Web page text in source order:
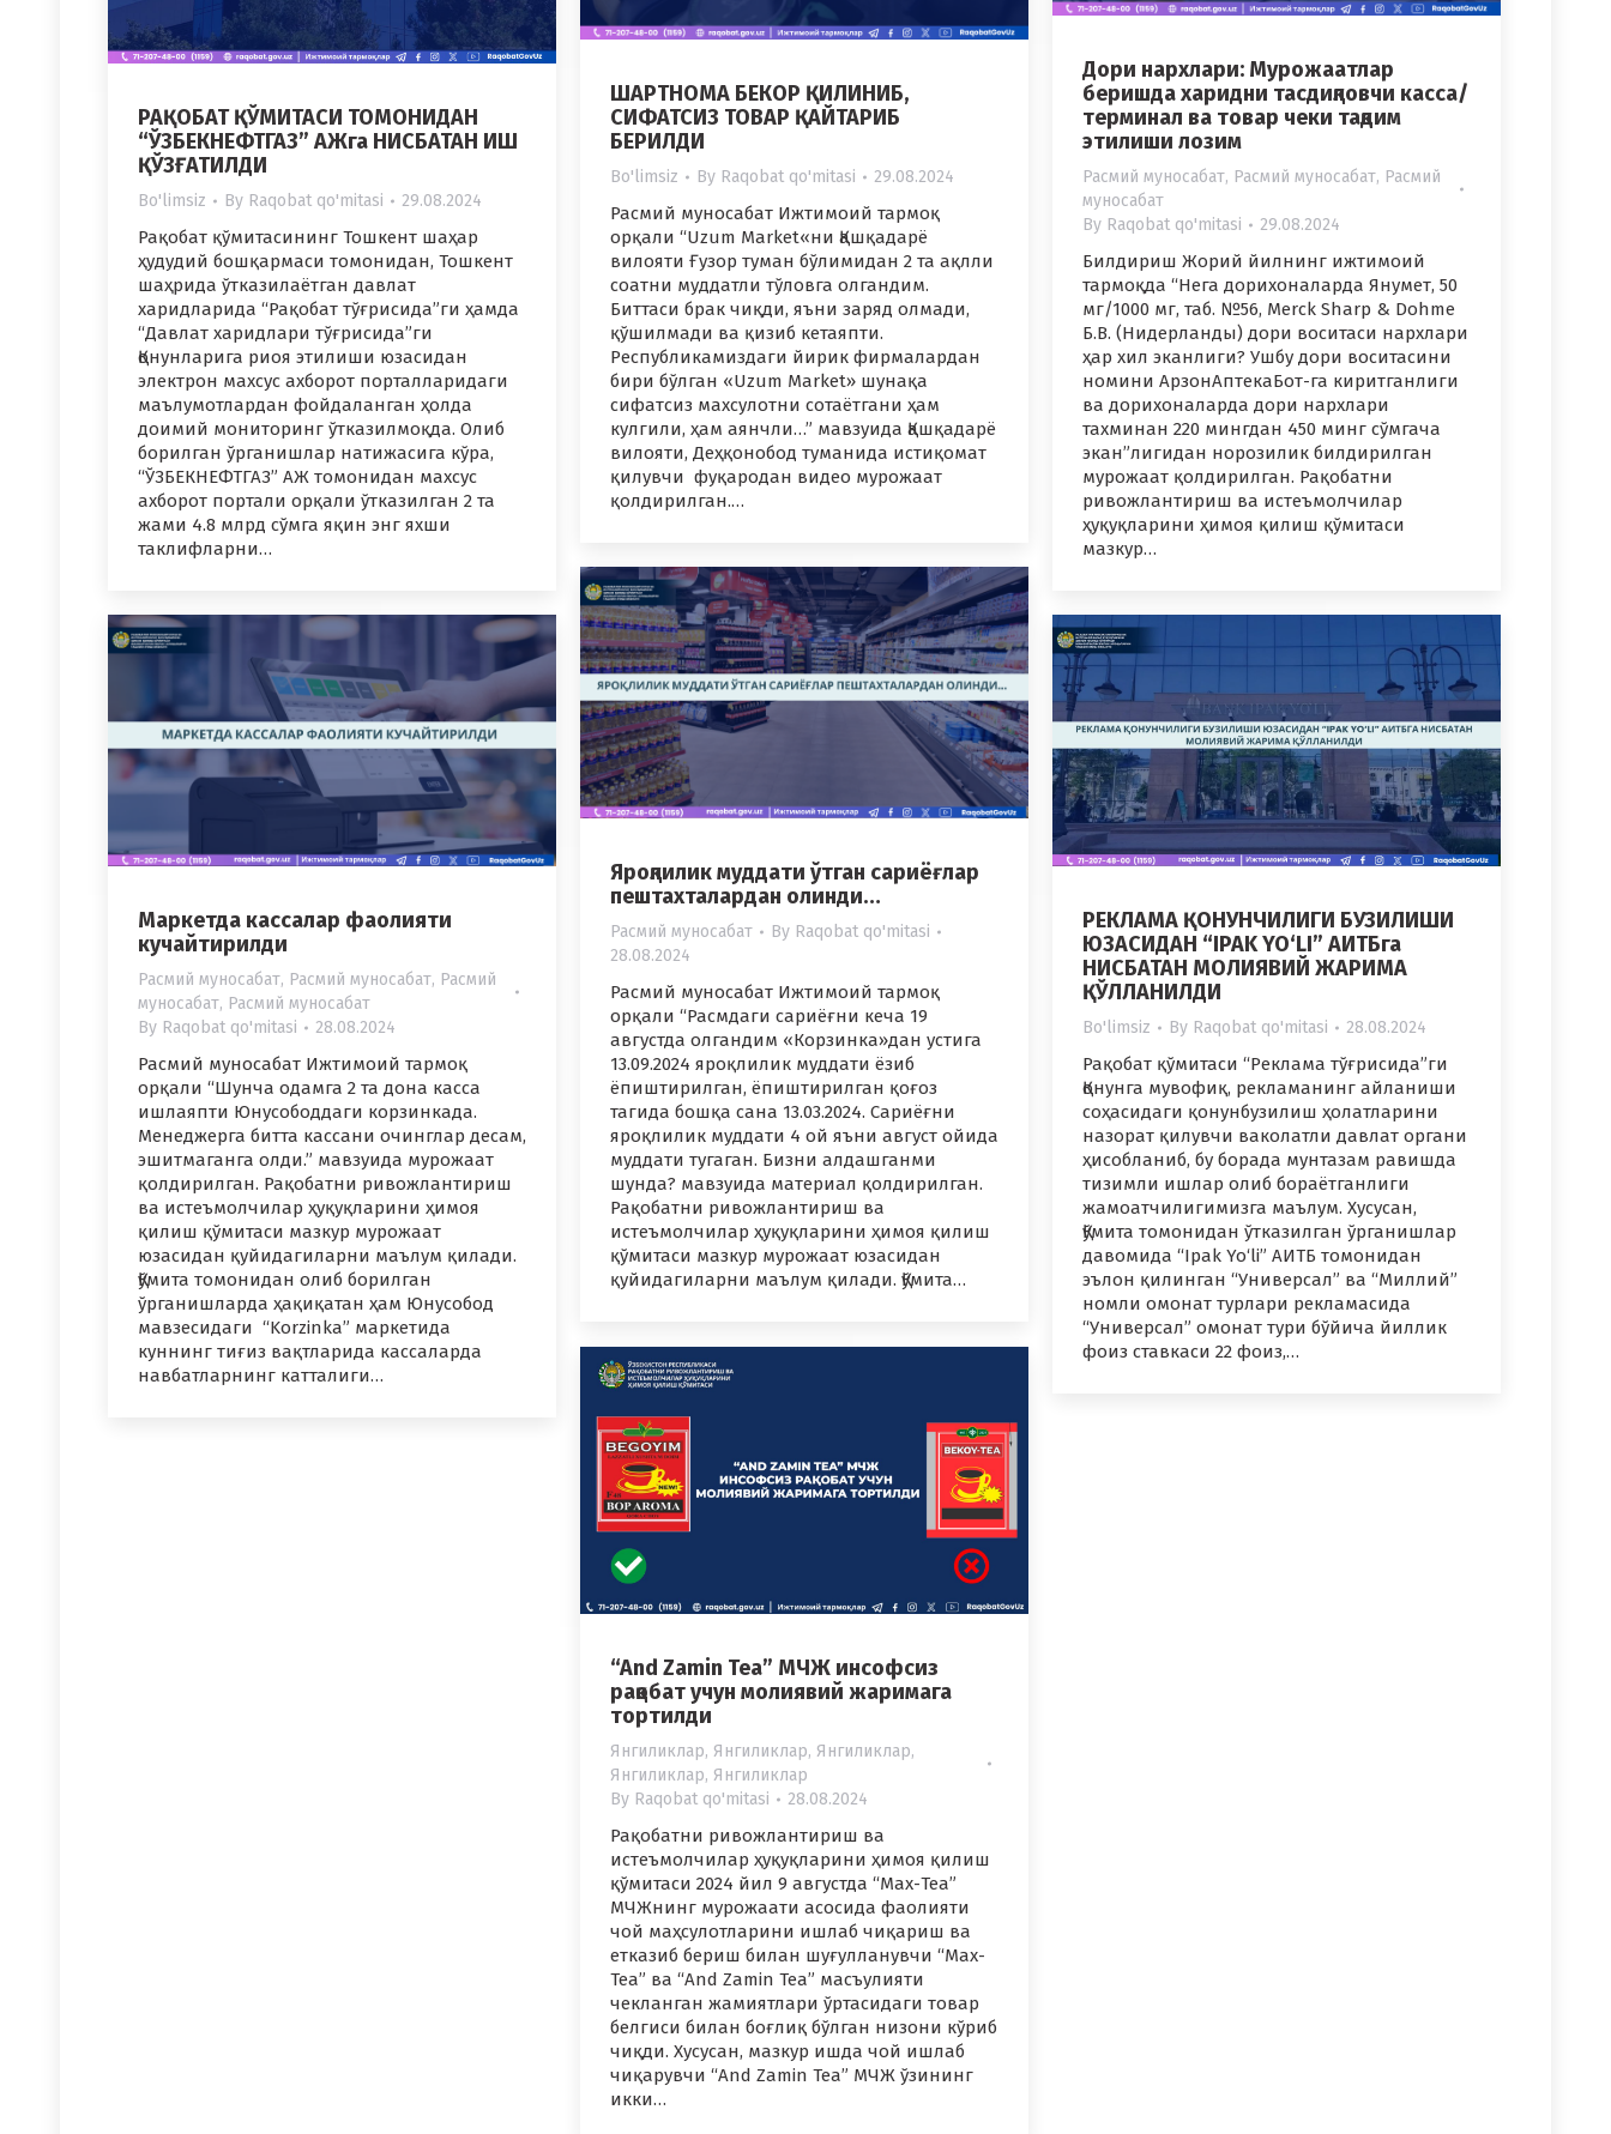
Дори нархлари: Мурожаатлар
беришда харидни тасдиқловчи касса/
терминал ва товар чеки тақдим
этилиши лозим
Расмий муносабат, Расмий муносабат, Расмий
муносабат
By Raqobat qo'mitasi 29.08.2024
Билдириш Жорий йилнинг ижтимоий
тармоқда “Нега дорихоналарда Янумет, 50
мг/1000 мг, таб. №56, Merck Sharp & Dohme
Б.В. (Нидерланды) дори воситаси нархлари
ҳар хил эканлиги? Ушбу дори воситасини
номини АрзонАптекаБот-га киритганлиги
ва дорихоналарда дори нархлари
тахминан 220 мингдан 450 минг сўмгача
экан”лигидан норозилик билдирилган
мурожаат қолдирилган. Рақобатни
ривожлантириш ва истеъмолчилар
ҳуқуқларини ҳимоя қилиш қўмитаси
мазкур…
ШАРТНОМА БЕКОР ҚИЛИНИБ,
СИФАТСИЗ ТОВАР ҚАЙТАРИБ
БЕРИЛДИ
Bo'limsiz By Raqobat qo'mitasi 29.08.2024
Расмий муносабат Ижтимоий тармоқ
орқали “Uzum Market«ни Қашқадарё
вилояти Ғузор туман бўлимидан 2 та ақлли
соатни муддатли тўловга олгандим.
Биттаси брак чиқди, яъни заряд олмади,
қўшилмади ва қизиб кетаяпти.
Республикамиздаги йирик фирмалардан
бири бўлган «Uzum Market» шунақа
сифатсиз махсулотни сотаётгани ҳам
кулгили, ҳам аянчли…” мавзуида Қашқадарё
вилояти, Деҳқонобод туманида истиқомат
қилувчи фуқародан видео мурожаат
қолдирилган.…
РАҚОБАТ ҚЎМИТАСИ ТОМОНИДАН
“ЎЗБЕКНЕФТГАЗ” АЖга НИСБАТАН ИШ
ҚЎЗҒАТИЛДИ
Bo'limsiz By Raqobat qo'mitasi 29.08.2024
Рақобат қўмитасининг Тошкент шаҳар
ҳудудий бошқармаси томонидан, Тошкент
шаҳрида ўтказилаётган давлат
харидларида “Рақобат тўғрисида”ги ҳамда
“Давлат харидлари тўғрисида”ги
Қонунларига риоя этилиши юзасидан
электрон махсус ахборот порталларидаги
маълумотлардан фойдаланган ҳолда
доимий мониторинг ўтказилмоқда. Олиб
борилган ўрганишлар натижасига кўра,
“ЎЗБЕКНЕФТГАЗ” АЖ томонидан махсус
ахборот портали орқали ўтказилган 2 та
жами 4.8 млрд сўмга яқин энг яхши
таклифларни…
Яроқлилик муддати ўтган сариёғлар
пештахталардан олинди…
Расмий муносабат By Raqobat qo'mitasi
28.08.2024
Расмий муносабат Ижтимоий тармоқ
орқали “Расмдаги сариёғни кеча 19
августда олгандим «Корзинка»дан устига
13.09.2024 яроқлилик муддати ёзиб
ёпиштирилган, ёпиштирилган қоғоз
тагида бошқа сана 13.03.2024. Сариёғни
яроқлилик муддати 4 ой яъни август ойида
муддати тугаган. Бизни алдашганми
шунда? мавзуида материал қолдирилган.
Рақобатни ривожлантириш ва
истеъмолчилар ҳуқуқларини ҳимоя қилиш
қўмитаси мазкур мурожаат юзасидан
қуйидагиларни маълум қилади. Қўмита…
Маркетда кассалар фаолияти
кучайтирилди
Расмий муносабат, Расмий муносабат, Расмий
муносабат, Расмий муносабат
By Raqobat qo'mitasi 28.08.2024
Расмий муносабат Ижтимоий тармоқ
орқали “Шунча одамга 2 та дона касса
ишлаяпти Юнусободдаги корзинкада.
Менеджерга битта кассани очинглар десам,
эшитмаганга олди.” мавзуида мурожаат
қолдирилган. Рақобатни ривожлантириш
ва истеъмолчилар ҳуқуқларини ҳимоя
қилиш қўмитаси мазкур мурожаат
юзасидан қуйидагиларни маълум қилади.
Қўмита томонидан олиб борилган
ўрганишларда ҳақиқатан ҳам Юнусобод
мавзесидаги “Korzinka” маркетида
куннинг тиғиз вақтларида кассаларда
навбатларнинг катталиги…
РЕКЛАМА ҚОНУНЧИЛИГИ БУЗИЛИШИ
ЮЗАСИДАН “IPAK YO‘LI” АИТБга
НИСБАТАН МОЛИЯВИЙ ЖАРИМА
ҚЎЛЛАНИЛДИ
Bo'limsiz By Raqobat qo'mitasi 28.08.2024
Рақобат қўмитаси “Реклама тўғрисида”ги
Қонунга мувофиқ, рекламанинг айланиши
соҳасидаги қонунбузилиш ҳолатларини
назорат қилувчи ваколатли давлат органи
ҳисобланиб, бу борада мунтазам равишда
тизимли ишлар олиб бораётганлиги
жамоатчилигимизга маълум. Хусусан,
Қўмита томонидан ўтказилган ўрганишлар
давомида “Ipak Yo‘li” АИТБ томонидан
эълон қилинган “Универсал” ва “Миллий”
номли омонат турлари рекламасида
“Универсал” омонат тури бўйича йиллик
фоиз ставкаси 22 фоиз,…
“And Zamin Tea” МЧЖ инсофсиз
рақобат учун молиявий жаримага
тортилди
Янгиликлар, Янгиликлар, Янгиликлар,
Янгиликлар, Янгиликлар
By Raqobat qo'mitasi 28.08.2024
Рақобатни ривожлантириш ва
истеъмолчилар ҳуқуқларини ҳимоя қилиш
қўмитаси 2024 йил 9 августда “Мах-Теа”
МЧЖнинг мурожаати асосида фаолияти
чой маҳсулотларини ишлаб чиқариш ва
етказиб бериш билан шуғулланувчи “Мах-
Теа” ва “And Zamin Tea” масъулияти
чекланган жамиятлари ўртасидаги товар
белгиси билан боғлиқ бўлган низони кўриб
чиқди. Хусусан, мазкур ишда чой ишлаб
чиқарувчи “And Zamin Tea” МЧЖ ўзининг
икки…